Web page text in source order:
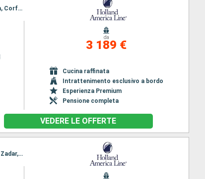
Itinerario : Pireo - Atene, Kotor, Corfu, Messina, Napoli, Civitavecchia - Roma, Napoli, Palermo, Messina, Corfu, Kotor, Dubrovnik, Spalato, Trieste
da
3 189 €
Cucina raffinata
Intrattenimento esclusivo a bordo
Esperienza Premium
Pensione completa
VEDERE LE OFFERTE
Itinerario : Pireo - Atene, Kusadasi, Istanbul, Mykonos, Chania, Katakolon, Saranda, Dubrovnik, Trieste, Zadar, Dubrovnik, Kotor, Corfu, Messina, Napoli, Civitavecchia - Roma, Barcellona